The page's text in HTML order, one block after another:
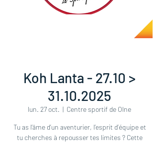
Koh Lanta - 27.10 >
31.10.2025
lun. 27 oct.
  |
Centre sportif de Olne
Tu as l’âme d’un aventurier, l’esprit d’équipe et
tu cherches à repousser tes limites ? Cette